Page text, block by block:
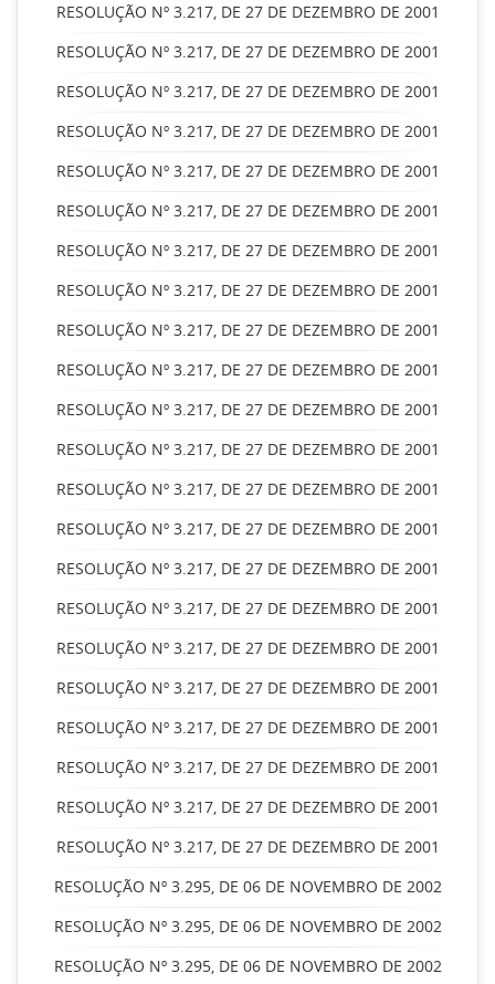
RESOLUÇÃO Nº 3.217, DE 27 DE DEZEMBRO DE 2001
RESOLUÇÃO Nº 3.217, DE 27 DE DEZEMBRO DE 2001
RESOLUÇÃO Nº 3.217, DE 27 DE DEZEMBRO DE 2001
RESOLUÇÃO Nº 3.217, DE 27 DE DEZEMBRO DE 2001
RESOLUÇÃO Nº 3.217, DE 27 DE DEZEMBRO DE 2001
RESOLUÇÃO Nº 3.217, DE 27 DE DEZEMBRO DE 2001
RESOLUÇÃO Nº 3.217, DE 27 DE DEZEMBRO DE 2001
RESOLUÇÃO Nº 3.217, DE 27 DE DEZEMBRO DE 2001
RESOLUÇÃO Nº 3.217, DE 27 DE DEZEMBRO DE 2001
RESOLUÇÃO Nº 3.217, DE 27 DE DEZEMBRO DE 2001
RESOLUÇÃO Nº 3.217, DE 27 DE DEZEMBRO DE 2001
RESOLUÇÃO Nº 3.217, DE 27 DE DEZEMBRO DE 2001
RESOLUÇÃO Nº 3.217, DE 27 DE DEZEMBRO DE 2001
RESOLUÇÃO Nº 3.217, DE 27 DE DEZEMBRO DE 2001
RESOLUÇÃO Nº 3.217, DE 27 DE DEZEMBRO DE 2001
RESOLUÇÃO Nº 3.217, DE 27 DE DEZEMBRO DE 2001
RESOLUÇÃO Nº 3.217, DE 27 DE DEZEMBRO DE 2001
RESOLUÇÃO Nº 3.217, DE 27 DE DEZEMBRO DE 2001
RESOLUÇÃO Nº 3.217, DE 27 DE DEZEMBRO DE 2001
RESOLUÇÃO Nº 3.217, DE 27 DE DEZEMBRO DE 2001
RESOLUÇÃO Nº 3.217, DE 27 DE DEZEMBRO DE 2001
RESOLUÇÃO Nº 3.217, DE 27 DE DEZEMBRO DE 2001
RESOLUÇÃO Nº 3.295, DE 06 DE NOVEMBRO DE 2002
RESOLUÇÃO Nº 3.295, DE 06 DE NOVEMBRO DE 2002
RESOLUÇÃO Nº 3.295, DE 06 DE NOVEMBRO DE 2002